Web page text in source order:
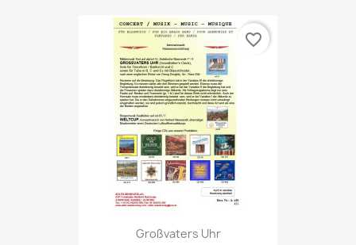
Großvaters Uhr
favorite_border